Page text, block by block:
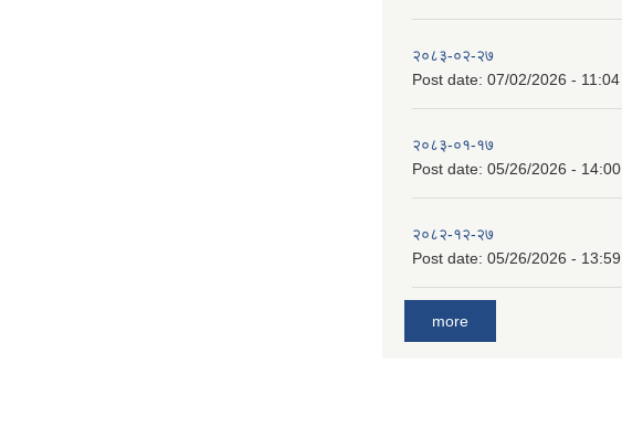
२०८३-०२-२७
Post date: 07/02/2026 - 11:04
२०८३-०१-१७
Post date: 05/26/2026 - 14:00
२०८२-१२-२७
Post date: 05/26/2026 - 13:59
more